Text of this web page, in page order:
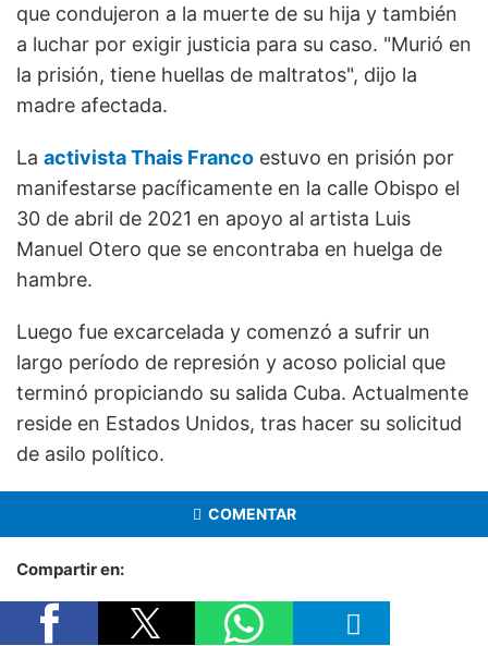
que condujeron a la muerte de su hija y también
a luchar por exigir justicia para su caso. "Murió en
la prisión, tiene huellas de maltratos", dijo la
madre afectada.
La activista Thais Franco estuvo en prisión por
manifestarse pacíficamente en la calle Obispo el
30 de abril de 2021 en apoyo al artista Luis
Manuel Otero que se encontraba en huelga de
hambre.
Luego fue excarcelada y comenzó a sufrir un
largo período de represión y acoso policial que
terminó propiciando su salida Cuba. Actualmente
reside en Estados Unidos, tras hacer su solicitud
de asilo político.
COMENTAR
Compartir en: